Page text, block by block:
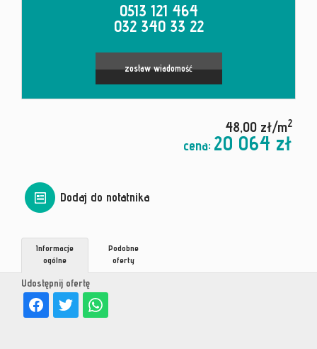
Leaflet © MapTiler
0513 121 464
032 340 33 22
zostaw wiadomość
48,00 zł/m2
cena: 20 064 zł
Dodaj do notatnika
Udostępnij ofertę
Informacje
ogólne
Podobne
oferty